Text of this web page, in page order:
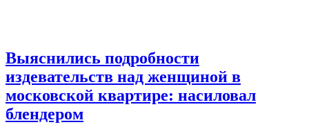
Выяснились подробности
издевательств над женщиной в
московской квартире: насиловал
блендером